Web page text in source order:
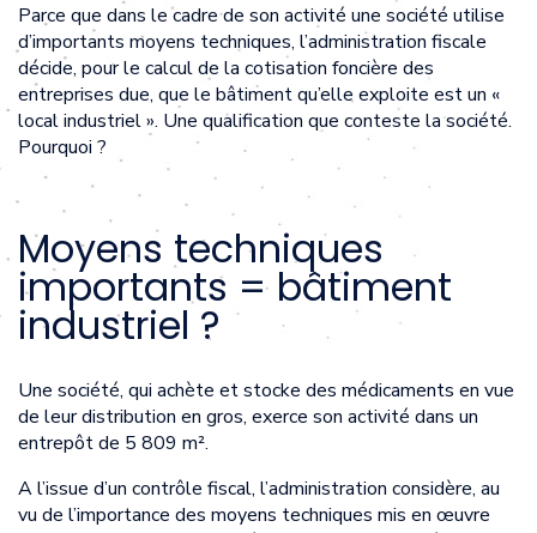
Parce que dans le cadre de son activité une société utilise
d’importants moyens techniques, l’administration fiscale
décide, pour le calcul de la cotisation foncière des
entreprises due, que le bâtiment qu’elle exploite est un «
local industriel ». Une qualification que conteste la société.
Pourquoi ?
Moyens techniques
importants = bâtiment
industriel ?
Une société, qui achète et stocke des médicaments en vue
de leur distribution en gros, exerce son activité dans un
entrepôt de 5 809 m².
A l’issue d’un contrôle fiscal, l’administration considère, au
vu de l’importance des moyens techniques mis en œuvre